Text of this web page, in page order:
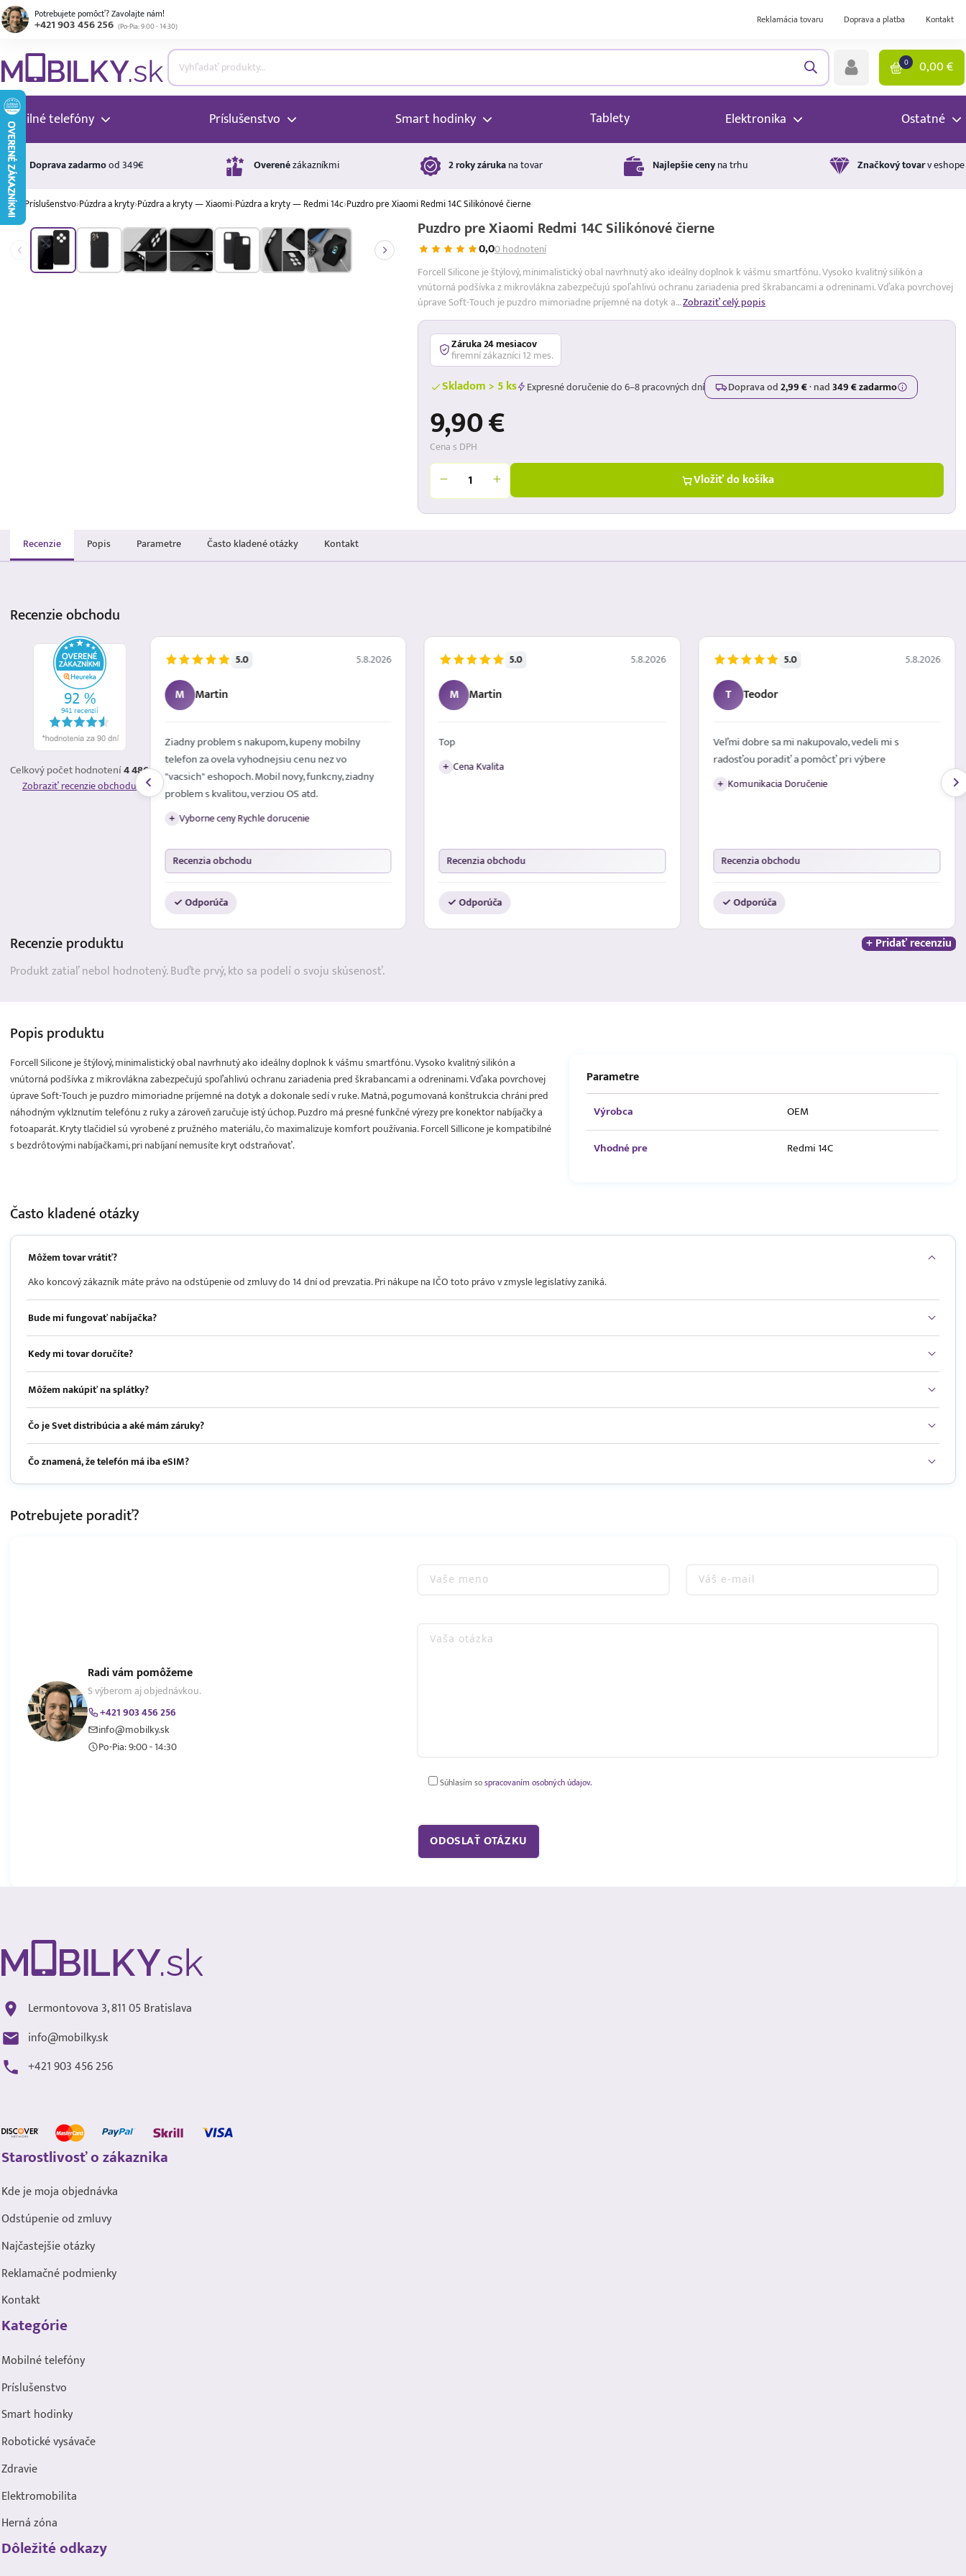
Potrebujete pomôcť? Zavolajte nám!
+421 903 456 256 (Po-Pia: 9:00 - 14:30) Reklamácia tovaru Doprava a platba Kontakt
0 0,00€
Mobilné telefóny Príslušenstvo Smart hodinky Tablety Elektronika Ostatné
Doprava zadarmood 349€ Overenézákazníkmi 2 roky zárukana tovar Najlepšie cenyna trhu Značkový tovarv eshope
Príslušenstvo›Púzdra a kryty›Púzdra a kryty — Xiaomi›Púzdra a kryty — Redmi 14c›Puzdro pre Xiaomi Redmi 14C Silikónové čierne
Úrok
17,99 %
p.a.
Puzdro pre Xiaomi Redmi 14C Silikónové čierne
0,00 hodnotení
Forcell Silicone je štýlový, minimalistický obal navrhnutý ako ideálny doplnok k vášmu smartfónu. Vysoko kvalitný silikón a
vnútorná podšívka z mikrovlákna zabezpečujú spoľahlivú ochranu zariadenia pred škrabancami a odreninami. Vďaka povrchovej
úprave Soft-Touch je puzdro mimoriadne príjemné na dotyk a…Zobraziť celý popis
Záruka 24 mesiacov
firemní zákazníci 12 mes.
Skladom > 5 ks Expresné doručenie do 6–8 pracovných dní Doprava od2,99 €·nad349 € zadarmo
9,90 €
Cena s DPH
Vložiť do košíka
Recenzie Popis Parametre Často kladené otázky Kontakt
Recenzieobchodu
Celkový počet hodnotení4 486
Zobraziť recenzie obchodu
5.8.2026
Spokojna
5.0 5.8.2026
M Martin
Ziadny problem s nakupom, kupeny mobilny
telefon za ovela vyhodnejsiu cenu nez vo
"vacsich" eshopoch. Mobil novy, funkcny, ziadny
problem s kvalitou, verziou OS atd.
+ Vyborne ceny Rychle dorucenie
Recenzia obchodu
✓ Odporúča
5.0 5.8.2026
M Martin
Top
+ Cena Kvalita
Recenzia obchodu
✓ Odporúča
5.0 5.8.2026
T Teodor
Veľmi dobre sa mi nakupovalo, vedeli mi s
radosťou poradiť a pomôcť pri výbere
+ Komunikacia Doručenie
Recenzia obchodu
✓ Odporúča
Recenzieproduktu
+ Pridať recenziu
Produkt zatiaľ nebol hodnotený. Buďte prvý, kto sa podelí o svoju skúsenosť.
Popisproduktu
Forcell Silicone je štýlový, minimalistický obal navrhnutý ako ideálny doplnok k vášmu smartfónu. Vysoko kvalitný silikón a
vnútorná podšívka z mikrovlákna zabezpečujú spoľahlivú ochranu zariadenia pred škrabancami a odreninami. Vďaka povrchovej
úprave Soft-Touch je puzdro mimoriadne príjemné na dotyk a dokonale sedí v ruke. Matná, pogumovaná konštrukcia chráni pred
náhodným vyklznutím telefónu z ruky a zároveň zaručuje istý úchop. Puzdro má presné funkčné výrezy pre konektor nabíjačky a
fotoaparát. Kryty tlačidiel sú vyrobené z pružného materiálu, čo maximalizuje komfort používania. Forcell Sillicone je kompatibilné
s bezdrôtovými nabíjačkami, pri nabíjaní nemusíte kryt odstraňovať.
Parametre
Výrobca OEM
Vhodné pre Redmi 14C
Často kladenéotázky
Môžem tovar vrátiť?
Ako koncový zákazník máte právo na odstúpenie od zmluvy do 14 dní od prevzatia. Pri nákupe na IČO toto právo v zmysle legislatívy zaniká.
Bude mi fungovať nabíjačka?
Kedy mi tovar doručíte?
Môžem nakúpiť na splátky?
Čo je Svet distribúcia a aké mám záruky?
Čo znamená, že telefón má iba eSIM?
Potrebujeteporadiť?
Radi vám pomôžeme
S výberom aj objednávkou.
+421 903 456 256
info@mobilky.sk
Po-Pia: 9:00 - 14:30
Súhlasím sospracovaním osobných údajov.
Lermontovova 3, 811 05 Bratislava
info@mobilky.sk
+421 903 456 256
Starostlivosť o zákaznika
Kde je moja objednávka
Odstúpenie od zmluvy
Najčastejšie otázky
Reklamačné podmienky
Kontakt
Kategórie
Mobilné telefóny
Príslušenstvo
Smart hodinky
Robotické vysávače
Zdravie
Elektromobilita
Herná zóna
Dôležité odkazy